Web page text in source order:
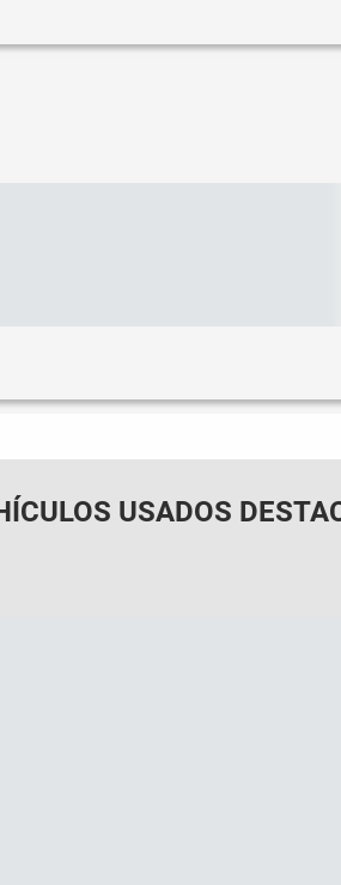
USADOS